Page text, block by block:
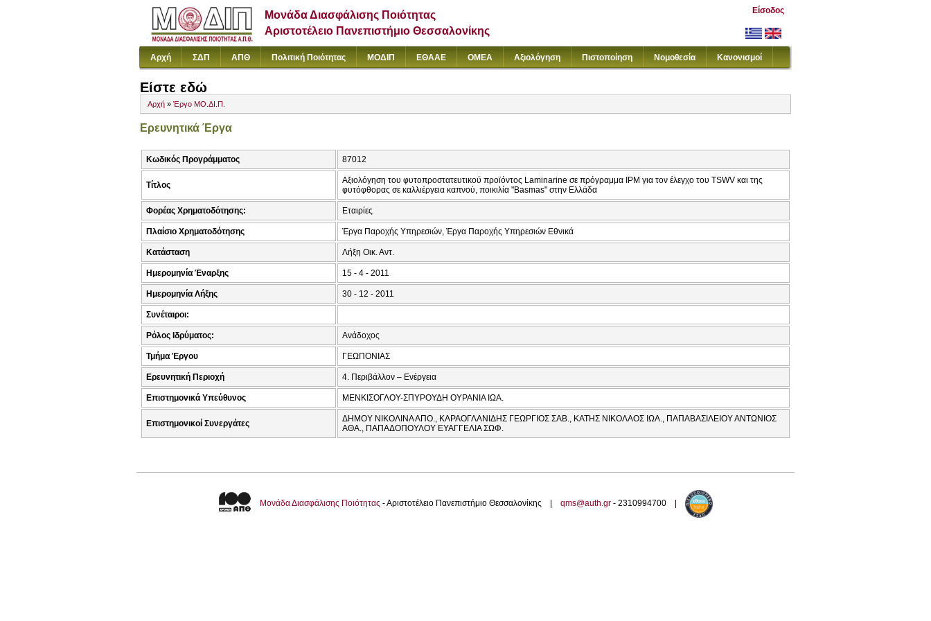
Μονάδα Διασφάλισης Ποιότητας
Αριστοτέλειο Πανεπιστήμιο Θεσσαλονίκης
Είσοδος
Αρχή ΣΔΠ ΑΠΘ Πολιτική Ποιότητας ΜΟΔΙΠ ΕΘΑΑΕ ΟΜΕΑ Αξιολόγηση Πιστοποίηση Νομοθεσία Κανονισμοί
Είστε εδώ
Αρχή » Έργο ΜΟ.ΔΙ.Π.
Ερευνητικά Έργα
Κωδικός Προγράμματος 87012
Τίτλος
Αξιολόγηση του φυτοπροστατευτικού προϊόντος Laminarine σε πρόγραμμα IPM για τον έλεγχο του TSWV και της
φυτόφθορας σε καλλιέργεια καπνού, ποικιλία "Basmas" στην Ελλάδα
Φορέας Χρηματοδότησης: Εταιρίες
Πλαίσιο Χρηματοδότησης Έργα Παροχής Υπηρεσιών, Έργα Παροχής Υπηρεσιών Εθνικά
Κατάσταση Λήξη Οικ. Αντ.
Ημερομηνία Έναρξης 15 - 4 - 2011
Ημερομηνία Λήξης 30 - 12 - 2011
Συνέταιροι:
Ρόλος Ιδρύματος: Ανάδοχος
Τμήμα Έργου ΓΕΩΠΟΝΙΑΣ
Ερευνητική Περιοχή 4. Περιβάλλον – Ενέργεια
Επιστημονικά Υπεύθυνος ΜΕΝΚΙΣΟΓΛΟΥ-ΣΠΥΡΟΥΔΗ ΟΥΡΑΝΙΑ ΙΩΑ.
Επιστημονικοί Συνεργάτες
ΔΗΜΟΥ ΝΙΚΟΛΙΝΑ ΑΠΟ., ΚΑΡΑΟΓΛΑΝΙΔΗΣ ΓΕΩΡΓΙΟΣ ΣΑΒ., ΚΑΤΗΣ ΝΙΚΟΛΑΟΣ ΙΩΑ., ΠΑΠΑΒΑΣΙΛΕΙΟΥ ΑΝΤΩΝΙΟΣ
ΑΘΑ., ΠΑΠΑΔΟΠΟΥΛΟΥ ΕΥΑΓΓΕΛΙΑ ΣΩΦ.
Μονάδα Διασφάλισης Ποιότητας - Αριστοτέλειο Πανεπιστήμιο Θεσσαλονίκης | qms@auth.gr - 2310994700 |